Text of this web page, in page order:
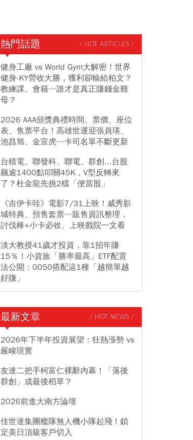
熱門話題 / HOT ARTICLES /
健身工廠 vs World Gym大解密！世界
健身-KY營收大勝，獲利卻輸給柏文？
教練課、會籍…誰才是真正賺錢金雞
母？
2026 AAA頒獎典禮時間、票價、座位
表、售票平台！高雄世運迎張員瑛、
池昌旭、金宣虎…卡司名單不斷更新
台積電、聯發科、聯電、群創...台股
飆逾1400點叩關45K，V型反轉來
了？杜金龍先挑2檔「便當股」
《吉伊卡哇》電影7/31上映！威秀影
城特典、預售套票…販售資訊整理，
討伐棒+小卡必收、上映戲院一文看
淡大教授41歲才投資，靠1招年賺
15％！小資族「勝率最高」ETF配置
法公開：0050搭配這1種「越簡單越
好賺」
最新文章 / HOT NEWS /
2026年下半年投資展望：狂熱漲勢 vs
嚴峻現實
友達二把手柯富仁裸辭內幕！「落後
群創」成最後稻草？
2026前進大南方論壇
佳世達集團艦隊無人機小隊起飛！鎖
定美日頂級客戶切入